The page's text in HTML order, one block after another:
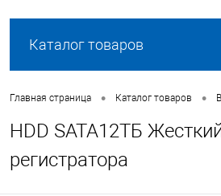
Каталог товаров
Главная страница • Каталог товаров •
HDD SATA12TБ
регистратора